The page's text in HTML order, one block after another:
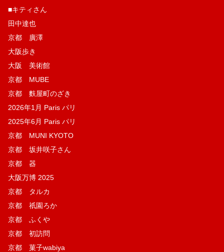
■キティさん
田中達也
京都 廣澤
大阪歩き
大阪 美術館
京都 MUBE
京都 麩屋町のざき
2026年1月 Paris パリ
2025年6月 Paris パリ
京都 MUNI KYOTO
京都 坂井咲子さん
京都 器
大阪万博 2025
京都 タルカ
京都 祇園ろか
京都 ふくや
京都 初訪問
京都 菓子wabiya